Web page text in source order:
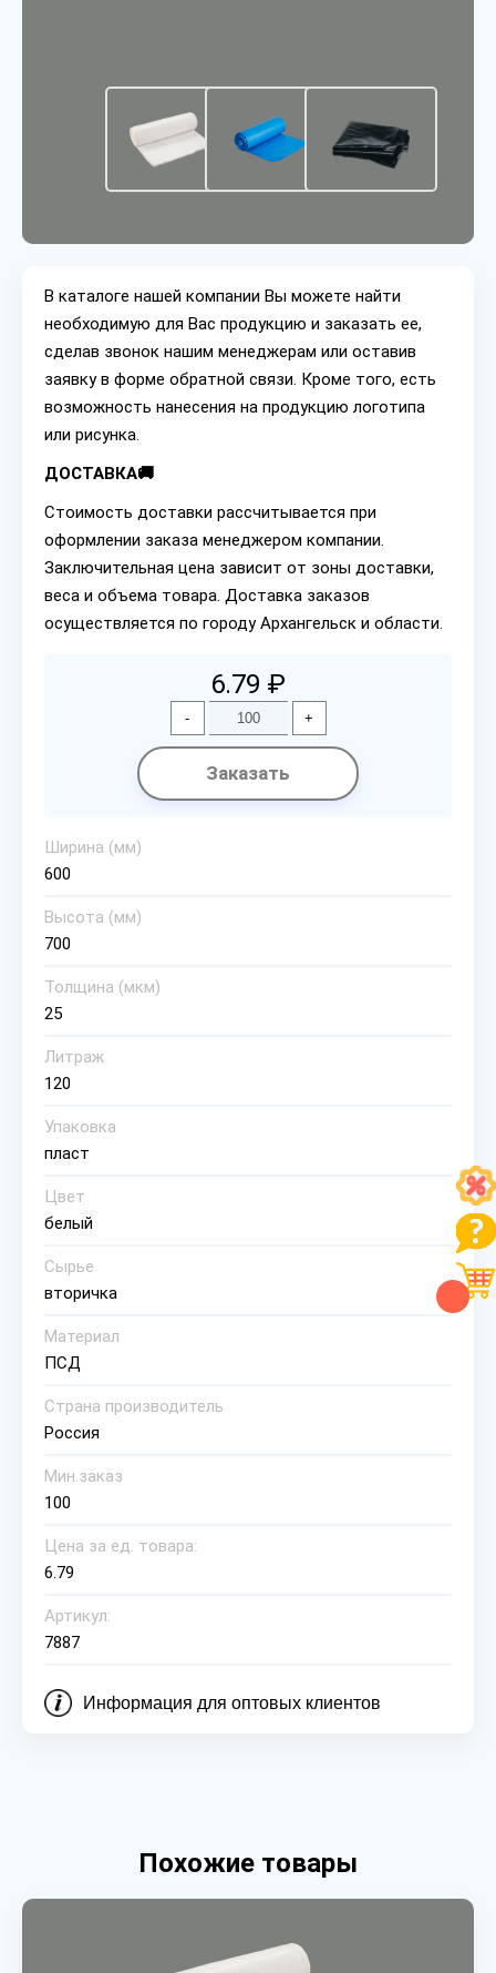
В каталоге нашей компании Вы можете найти
необходимую для Вас продукцию и заказать ее,
сделав звонок нашим менеджерам или оставив
заявку в форме обратной связи. Кроме того, есть
возможность нанесения на продукцию логотипа
или рисунка.
ДОСТАВКА🚚
Стоимость доставки рассчитывается при
оформлении заказа менеджером компании.
Заключительная цена зависит от зоны доставки,
веса и объема товара. Доставка заказов
осуществляется по городу Архангельск и области.
6.79 ₽
- +
Заказать
Ширина (мм)
600
Высота (мм)
700
Толщина (мкм)
25
Литраж
120
Упаковка
пласт
Цвет
белый
Сырье
вторичка
Материал
ПСД
Страна производитель
Россия
Мин.заказ
100
Цена за ед. товара:
6.79
Артикул:
7887
Информация для оптовых клиентов
Похожие товары